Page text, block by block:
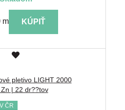
m KÚPIŤ
pletivo LIGHT 2000
| 22 dr??tov
ČR